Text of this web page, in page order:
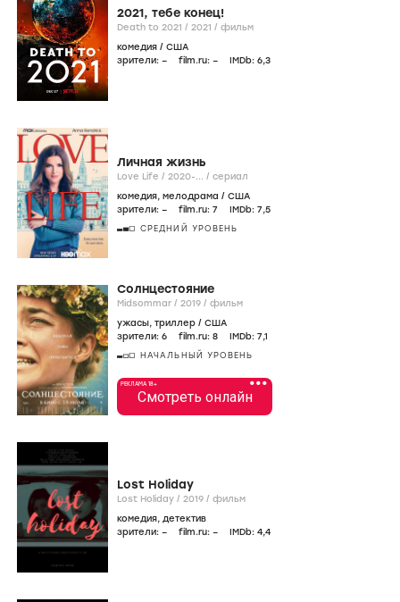
2021, тебе конец!
Death to 2021 / 2021 / фильм
комедия / США
зрители: – film.ru: – IMDb: 6,3
Личная жизнь
Love Life / 2020-... / сериал
комедия, мелодрама / США
зрители: – film.ru: 7 IMDb: 7,5
СРЕДНИЙ УРОВЕНЬ
Солнцестояние
Midsommar / 2019 / фильм
ужасы, триллер / США
зрители: 6 film.ru: 8 IMDb: 7,1
НАЧАЛЬНЫЙ УРОВЕНЬ
•••
РЕКЛАМА 18+
Смотреть онлайн
Lost Holiday
Lost Holiday / 2019 / фильм
комедия, детектив
зрители: – film.ru: – IMDb: 4,4